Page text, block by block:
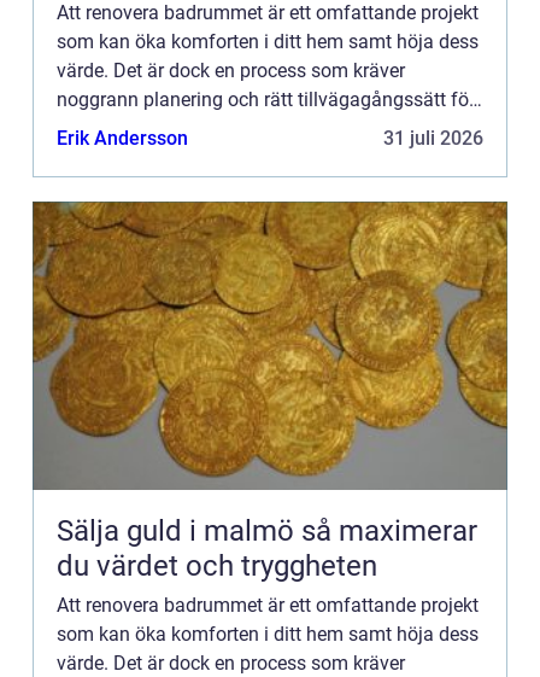
Att renovera badrummet är ett omfattande projekt
som kan öka komforten i ditt hem samt höja dess
värde. Det är dock en process som kräver
noggrann planering och rätt tillvägagångssätt för
att s&...
Erik Andersson 31 juli 2026
Sälja guld i malmö så maximerar
du värdet och tryggheten
Att renovera badrummet är ett omfattande projekt
som kan öka komforten i ditt hem samt höja dess
värde. Det är dock en process som kräver